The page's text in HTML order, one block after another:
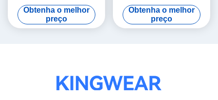
Advanced Fitness Watch
para rastreamento de
exercício
Obtenha o melhor
preço
impermeável IP68 com
tecnologia avançada de
rastreamento / IA
Obtenha o melhor
preço